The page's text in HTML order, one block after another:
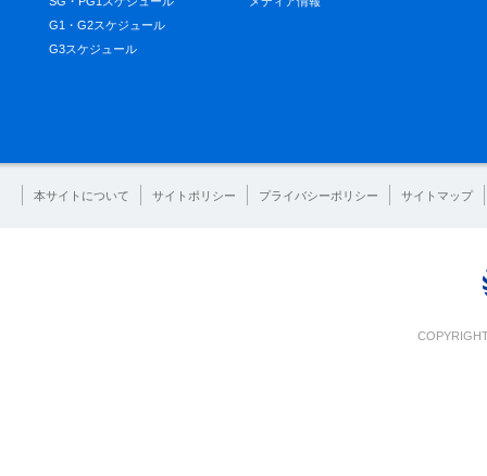
G1・G2スケジュール
G3スケジュール
本サイトについて サイトポリシー プライバシーポリシー サイトマップ